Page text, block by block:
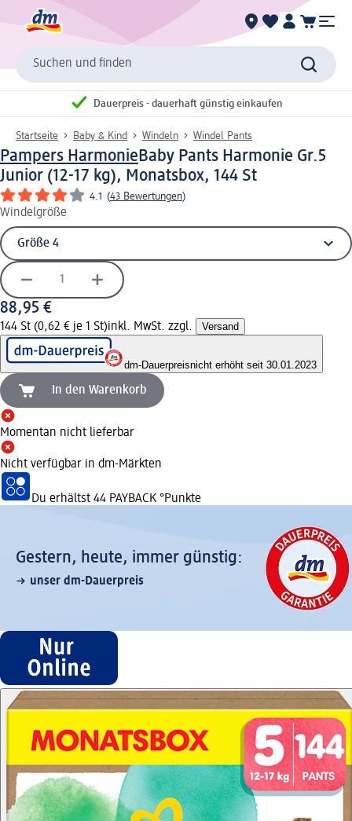
Suchen und finden
Dauerpreis - dauerhaft günstig einkaufen
Startseite Baby & Kind Windeln Windel Pants
Pampers HarmonieBaby Pants Harmonie Gr.5
Junior (12-17 kg), Monatsbox, 144 St
4.1 (43 Bewertungen)
Windelgröße
88,95 €
144 St (0,62 € je 1 St)inkl. MwSt. zzgl. Versand
dm-Dauerpreisnicht erhöht seit 30.01.2023
In den Warenkorb
Momentan nicht lieferbar
Nicht verfügbar in dm-Märkten
Du erhältst 44 PAYBACK °Punkte
Gestern, heute, immer günstig:
unser dm-Dauerpreis